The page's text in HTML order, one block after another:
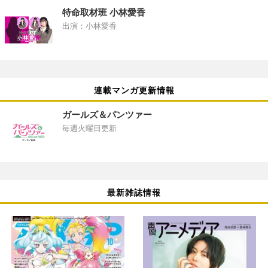
特命取材班 小林愛香
出演：小林愛香
連載マンガ更新情報
ガールズ＆パンツァー
毎週火曜日更新
最新雑誌情報